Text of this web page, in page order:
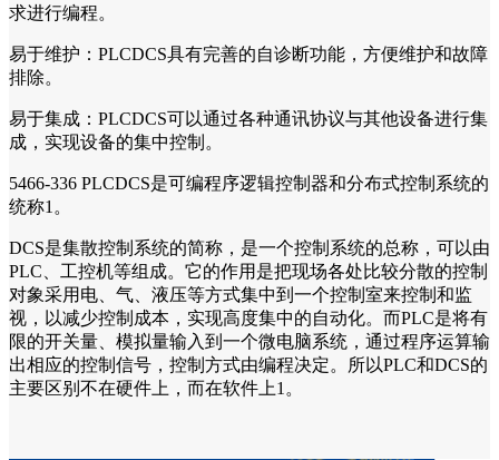
求进行编程。
易于维护：PLCDCS具有完善的自诊断功能，方便维护和故障
排除。
易于集成：PLCDCS可以通过各种通讯协议与其他设备进行集
成，实现设备的集中控制。
5466-336 PLCDCS是可编程序逻辑控制器和分布式控制系统的
统称1。
DCS是集散控制系统的简称，是一个控制系统的总称，可以由
PLC、工控机等组成。它的作用是把现场各处比较分散的控制
对象采用电、气、液压等方式集中到一个控制室来控制和监
视，以减少控制成本，实现高度集中的自动化。而PLC是将有
限的开关量、模拟量输入到一个微电脑系统，通过程序运算输
出相应的控制信号，控制方式由编程决定。所以PLC和DCS的
主要区别不在硬件上，而在软件上1。